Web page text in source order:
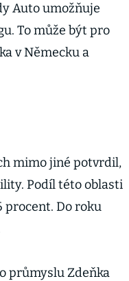
Auto umožňuje
To může být pro
v Německu a
mimo jiné potvrdil,
Podíl této oblasti
procent. Do roku
průmyslu Zdeňka